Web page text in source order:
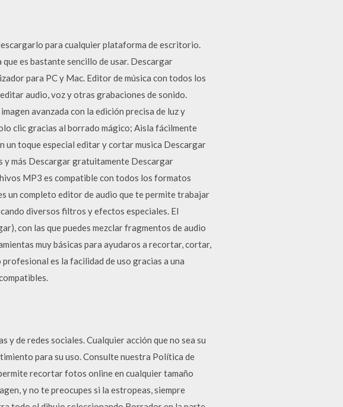
para cualquier plataforma de escritorio.
es bastante sencillo de usar. Descargar
para PC y Mac. Editor de música con todos los
audio, voz y otras grabaciones de sonido.
avanzada con la edición precisa de luz y
clic gracias al borrado mágico; Aisla fácilmente
un toque especial editar y cortar musica Descargar
y más Descargar gratuitamente Descargar
MP3 es compatible con todos los formatos
un completo editor de audio que te permite trabajar
diversos filtros y efectos especiales. El
con las que puedes mezclar fragmentos de audio
muy básicas para ayudaros a recortar, cortar,
es la facilidad de uso gracias a una
de redes sociales. Cualquier acción que no sea su
para su uso. Consulte nuestra Política de
recortar fotos online en cualquier tamaño
y no te preocupes si la estropeas, siempre